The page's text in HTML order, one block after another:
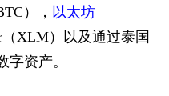
）， 以太坊
（XLM）以及通过泰国
资产。